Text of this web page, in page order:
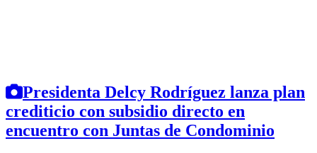
Presidenta Delcy Rodríguez lanza plan
crediticio con subsidio directo en
encuentro con Juntas de Condominio